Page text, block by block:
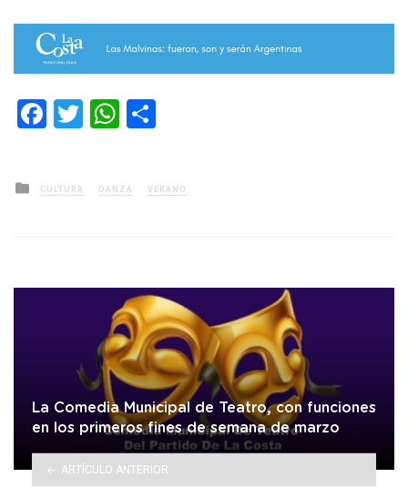
Facebook
TwitterWhatsApp
Posted
in
CULTURA DANZA VERANO
La Comedia Municipal de Teatro, con funciones
en los primeros fines de semana de marzo
ARTÍCULO ANTERIOR